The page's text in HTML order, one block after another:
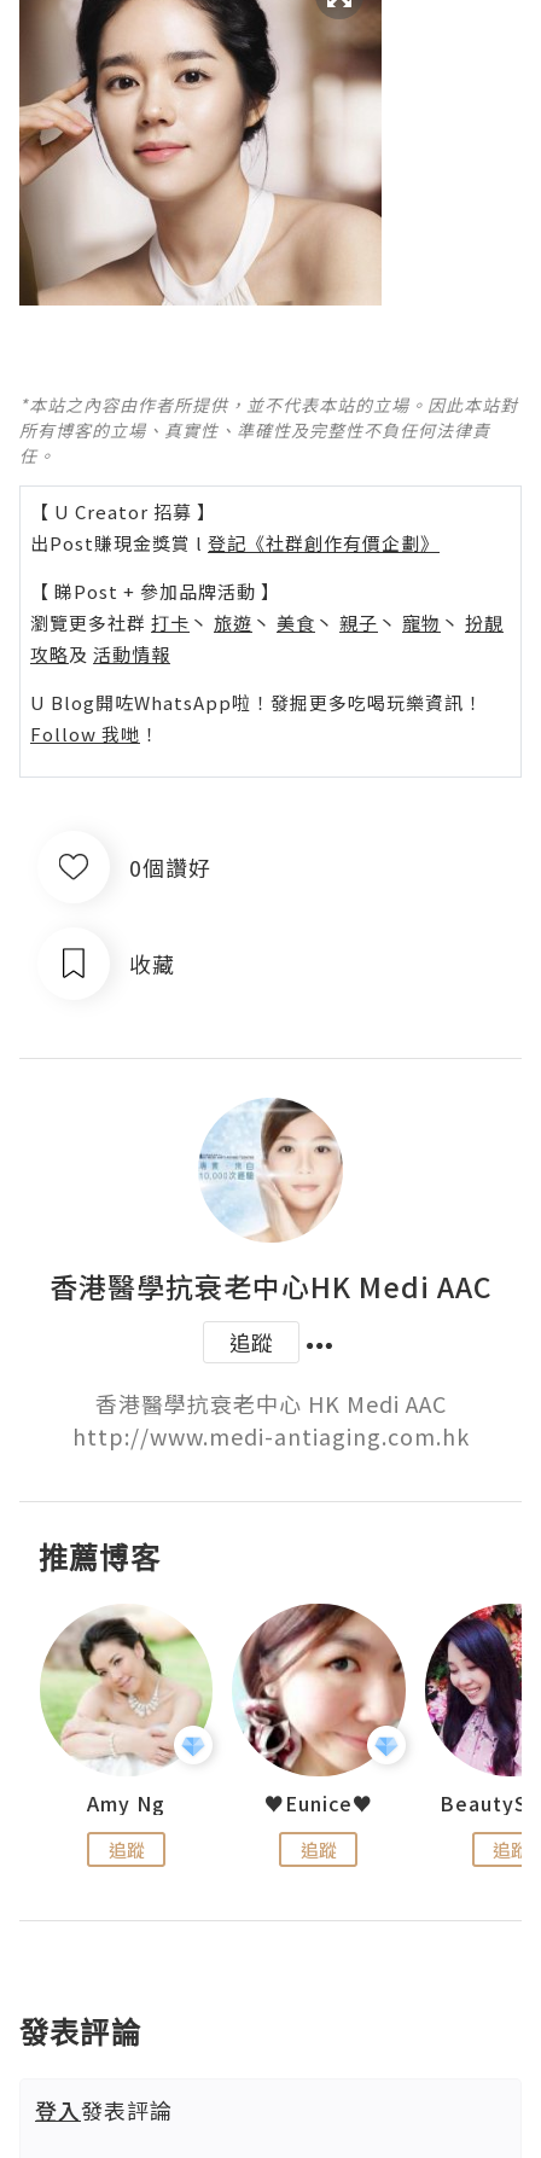
*本站之內容由作者所提供，並不代表本站的立場。因此本站對
所有博客的立場、真實性、準確性及完整性不負任何法律責
任。
【 U Creator 招募 】
出Post賺現金獎賞 l 登記《社群創作有價企劃》
【 睇Post + 參加品牌活動 】
瀏覽更多社群 打卡 丶 旅遊 丶 美食 丶 親子 丶 寵物 丶 扮靚
攻略及 活動情報
U Blog開咗WhatsApp啦！發掘更多吃喝玩樂資訊！
Follow 我哋 ！
0個讚好
收藏
香港醫學抗衰老中心HK Medi AAC
追蹤
香港醫學抗衰老中心 HK Medi AAC
http://www.medi-antiaging.com.hk
推薦博客
Amy Ng
追蹤
♥Eunice♥
追蹤 追蹤
發表評論
登入發表評論